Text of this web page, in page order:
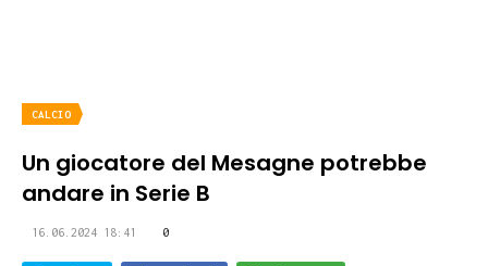
CALCIO
Un giocatore del Mesagne potrebbe
andare in Serie B
16.06.2024 18:41 0